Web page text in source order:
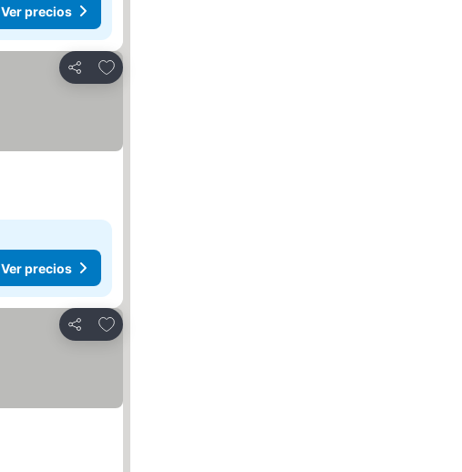
Ver precios
Compartir
Agregar a favoritos
Ver precios
Compartir
Agregar a favoritos